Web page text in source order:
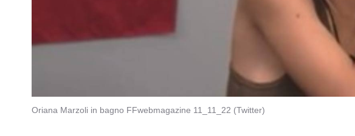
Oriana Marzoli in bagno FFwebmagazine 11_11_22 (Twitter)